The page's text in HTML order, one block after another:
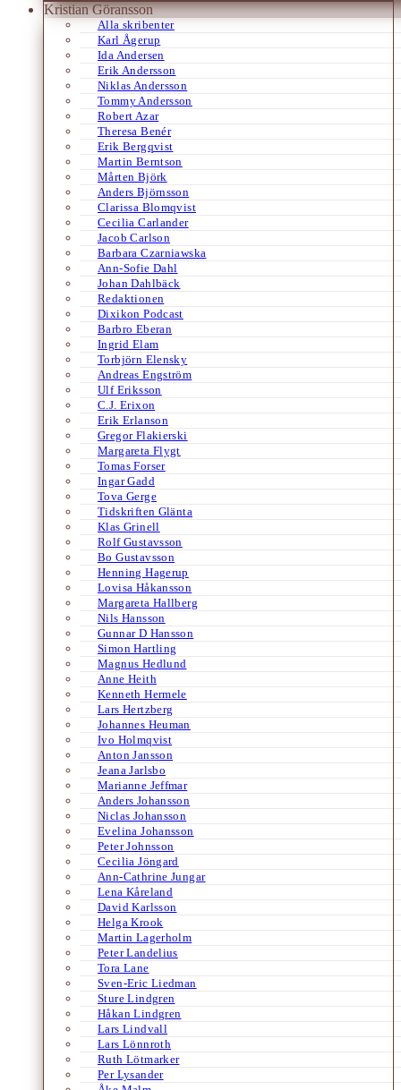
Kristian Göransson
Alla skribenter
Karl Ågerup
Ida Andersen
Erik Andersson
Niklas Andersson
Tommy Andersson
Robert Azar
Theresa Benér
Erik Bergqvist
Martin Berntson
Mårten Björk
Anders Björnsson
Clarissa Blomqvist
Cecilia Carlander
Jacob Carlson
Barbara Czarniawska
Ann-Sofie Dahl
Johan Dahlbäck
Redaktionen
Dixikon Podcast
Barbro Eberan
Ingrid Elam
Torbjörn Elensky
Andreas Engström
Ulf Eriksson
C.J. Erixon
Erik Erlanson
Gregor Flakierski
Margareta Flygt
Tomas Forser
Ingar Gadd
Tova Gerge
Tidskriften Glänta
Klas Grinell
Rolf Gustavsson
Bo Gustavsson
Henning Hagerup
Lovisa Håkansson
Margareta Hallberg
Nils Hansson
Gunnar D Hansson
Simon Hartling
Magnus Hedlund
Anne Heith
Kenneth Hermele
Lars Hertzberg
Johannes Heuman
Ivo Holmqvist
Anton Jansson
Jeana Jarlsbo
Marianne Jeffmar
Anders Johansson
Niclas Johansson
Evelina Johansson
Peter Johnsson
Cecilia Jöngard
Ann-Cathrine Jungar
Lena Kåreland
David Karlsson
Helga Krook
Martin Lagerholm
Peter Landelius
Tora Lane
Sven-Eric Liedman
Sture Lindgren
Håkan Lindgren
Lars Lindvall
Lars Lönnroth
Ruth Lötmarker
Per Lysander